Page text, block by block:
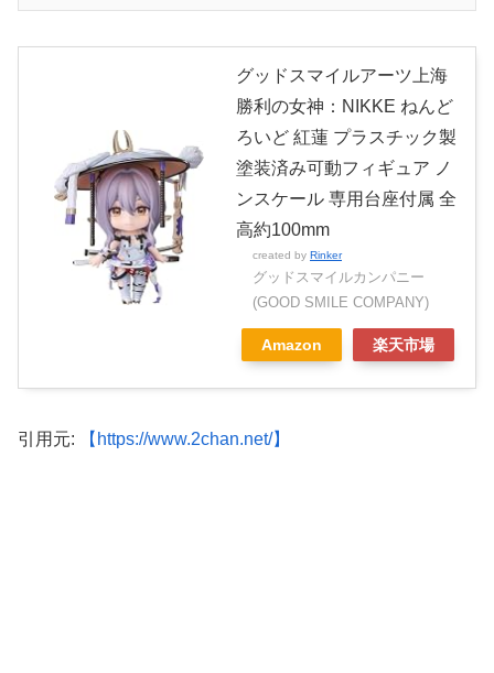
グッドスマイルアーツ上海
勝利の女神：NIKKE ねんど
ろいど 紅蓮 プラスチック製
塗装済み可動フィギュア ノ
ンスケール 専用台座付属 全
高約100mm
created by Rinker
グッドスマイルカンパニー
(GOOD SMILE COMPANY)
Amazon 楽天市場
引用元: 【https://www.2chan.net/】